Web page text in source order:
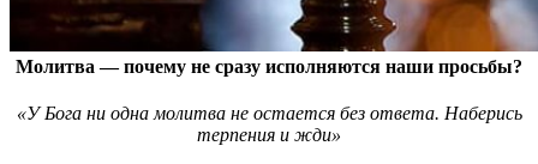
Молитва — почему не сразу исполняются наши просьбы?
«У Бога ни одна молитва не остается без ответа. Наберись
терпения и жди»